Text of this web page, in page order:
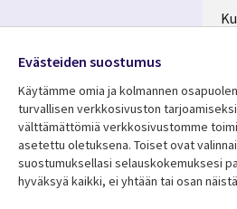
Resurssikeskus
Library
Asiakastarinat
Media
FINLAND
Evästeiden suostumus
Käytämme omia ja kolmannen
turvallisen verkkosivuston
välttämättömiä verkkosivustomme
asetettu oletuksena. Toiset ovat
suostumuksellasi selauskokemuksesi
hyväksyä kaikki, ei yhtään tai osan